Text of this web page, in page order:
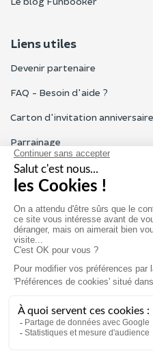
Liens utiles
Devenir partenaire
FAQ - Besoin d'aide ?
Carton d'invitation anniversaire
Parrainage
Tous les avis Funbooker
Particuliers,
Notre service client est ouvert
Nous contacter